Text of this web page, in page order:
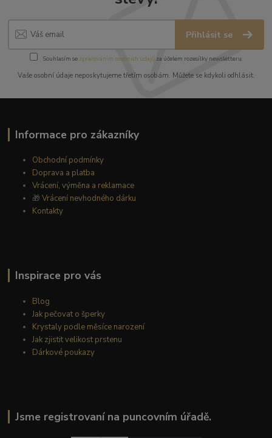
Přihlásit se
Souhlasím se zpracováním osobních údajůza účelem rozesílky newsletteru.
Vaše osobní údaje neposkytujeme třetím osobám. Můžete se kdykoli odhlásit.
Informace pro zákazníky
Obchodní podmínky
Doprava a platba
Vrácení, výměna a reklamace
🎁Vrácení nevhodného dárku
Kontakty
Inspirace pro vás
Blog
Jak pečovat o šperky
Krystaly podle měsíce narození
Jak zjistit velikost prstenu
Dárkové poukazy
Jsme registrovaní na puncovním úřadě.